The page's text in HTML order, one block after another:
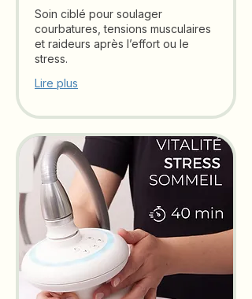
Soin ciblé pour soulager
courbatures, tensions musculaires
et raideurs après l’effort ou le
stress.
Lire plus